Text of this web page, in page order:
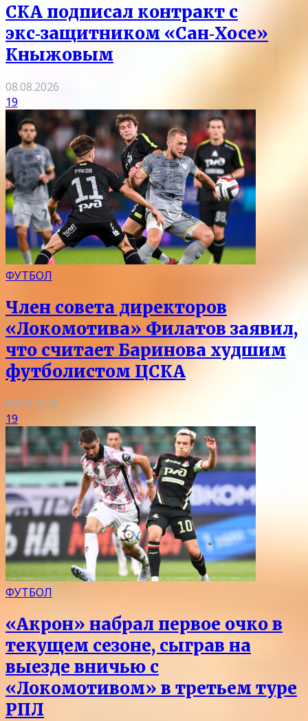
СКА подписал контракт с
экс‑защитником «Сан‑Хосе»
Кныжовым
08.08.2026
19
ФУТБОЛ
Член совета директоров
«Локомотива» Филатов заявил,
что считает Баринова худшим
футболистом ЦСКА
08.08.2026
19
ФУТБОЛ
«Акрон» набрал первое очко в
текущем сезоне, сыграв на
выезде вничью с
«Локомотивом» в третьем туре
РПЛ